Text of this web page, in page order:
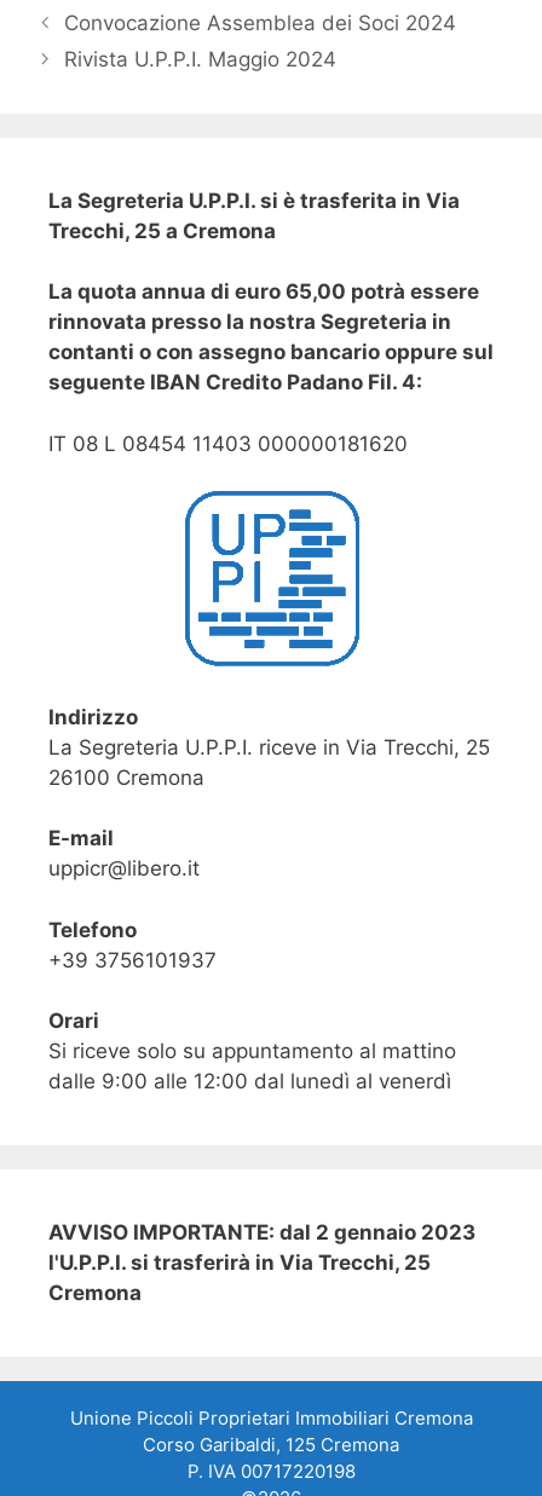
Navigazione
articolo
Convocazione Assemblea dei Soci 2024
Rivista U.P.P.I. Maggio 2024
La Segreteria U.P.P.I. si è trasferita in Via
Trecchi, 25 a Cremona
La quota annua di euro 65,00 potrà essere
rinnovata presso la nostra Segreteria in
contanti o con assegno bancario oppure sul
seguente IBAN Credito Padano Fil. 4:
IT 08 L 08454 11403 000000181620
Indirizzo
La Segreteria U.P.P.I. riceve in Via Trecchi, 25
26100 Cremona
E-mail
uppicr@libero.it
Telefono
+39 3756101937
Orari
Si riceve solo su appuntamento al mattino
dalle 9:00 alle 12:00 dal lunedì al venerdì
AVVISO IMPORTANTE: dal 2 gennaio 2023
l'U.P.P.I. si trasferirà in Via Trecchi, 25
Cremona
Unione Piccoli Proprietari Immobiliari Cremona
Corso Garibaldi, 125 Cremona
P. IVA 00717220198